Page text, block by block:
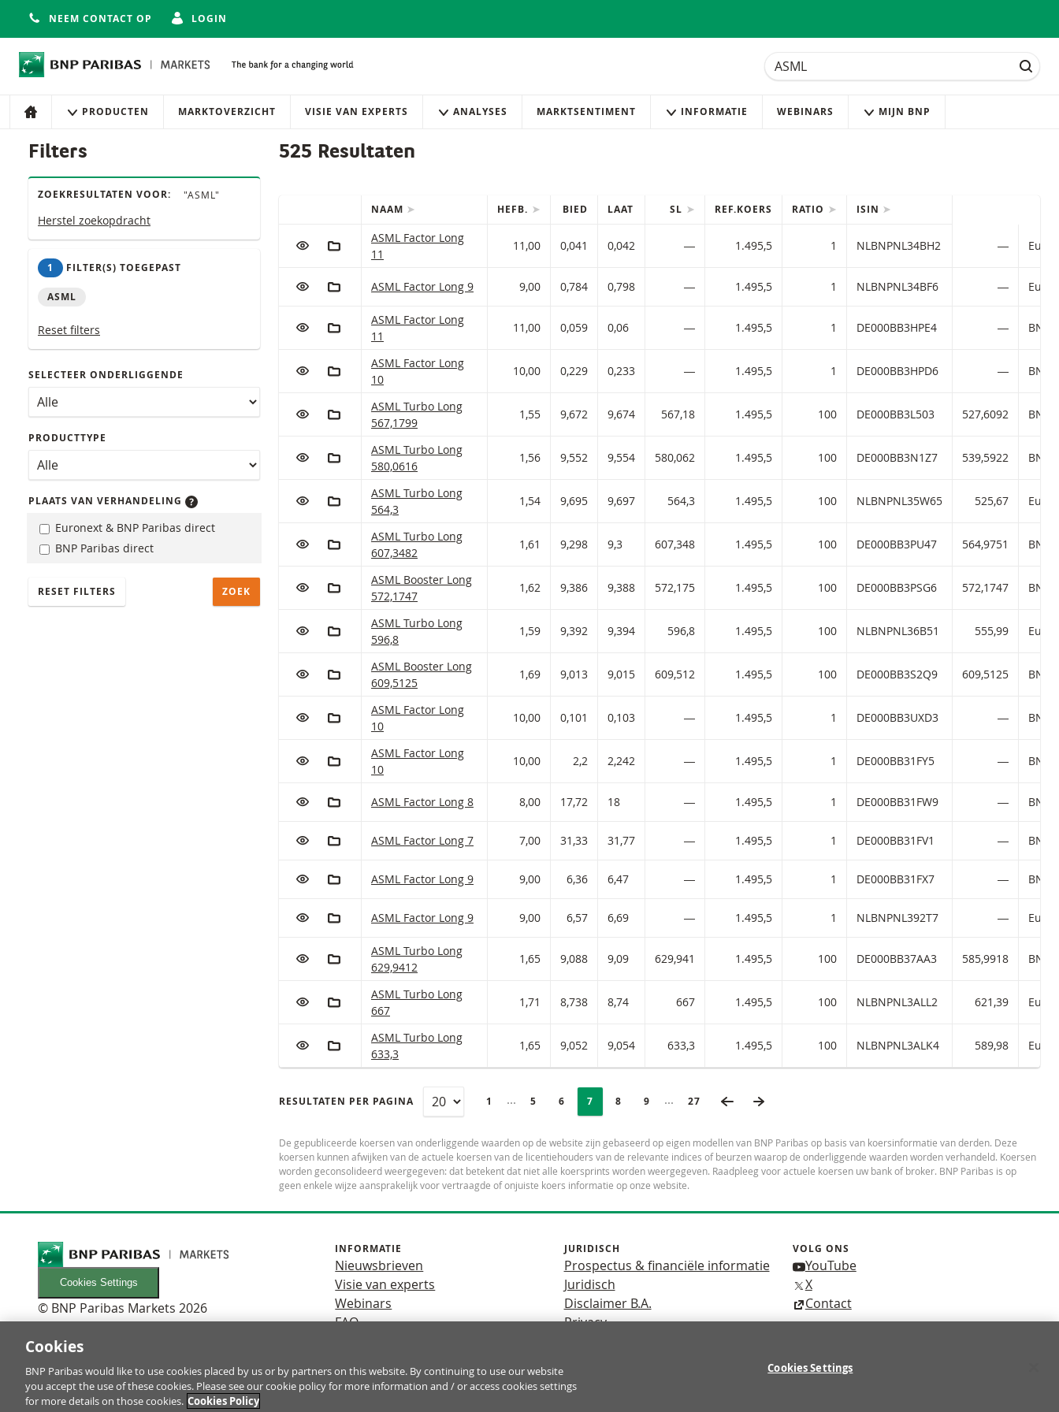
NEEM CONTACT OP LOGIN
Zoek
Zoek
ZOEK
Navigatie
Site navigatie
HOME PRODUCTEN MARKTOVERZICHT VISIE VAN EXPERTS ANALYSES MARKTSENTIMENT INFORMATIE WEBINARS MIJN BNP
Producten
Filters
ZOEKRESULTATEN VOOR: "ASML"
Herstel zoekopdracht
1 FILTER(S) TOEGEPAST
ASML
Reset filters
SELECTEER ONDERLIGGENDE
PRODUCTTYPE
PLAATS VAN VERHANDELING
Euronext & BNP Paribas direct
BNP Paribas direct
RESET FILTERS
525 Resultaten
Tabel met (gefilterde) producten.
NAAM HEFB. BIED LAAT SL REF.KOERS RATIO ISIN
VOEG TOE AAN WATCHLIST
AAN PORTFOLIO TOEVOEGEN
ASML Factor met ISIN code:
ASML Factor Long
11
11,00 0,041 0,042 ― 1.495,5 1 NLBNPNL34BH2 ―
VOEG TOE AAN WATCHLIST
AAN PORTFOLIO TOEVOEGEN
ASML Factor met ISIN code:
ASML Factor Long 9 9,00 0,784 0,798 ― 1.495,5 1 NLBNPNL34BF6 ―
VOEG TOE AAN WATCHLIST
AAN PORTFOLIO TOEVOEGEN
ASML Factor met ISIN code:
ASML Factor Long
11
11,00 0,059 0,06 ― 1.495,5 1 DE000BB3HPE4 ― BNP
VOEG TOE AAN WATCHLIST
AAN PORTFOLIO TOEVOEGEN
ASML Factor met ISIN code:
ASML Factor Long
10
10,00 0,229 0,233 ― 1.495,5 1 DE000BB3HPD6 ― BNP
VOEG TOE AAN WATCHLIST
AAN PORTFOLIO TOEVOEGEN
ASML Turbo met ISIN code:
ASML Turbo Long
567,1799
1,55 9,672 9,674 567,18 1.495,5 100 DE000BB3L503 527,6092 BNP
VOEG TOE AAN WATCHLIST
AAN PORTFOLIO TOEVOEGEN
ASML Turbo met ISIN code:
ASML Turbo Long
580,0616
1,56 9,552 9,554 580,062 1.495,5 100 DE000BB3N1Z7 539,5922 BNP
VOEG TOE AAN WATCHLIST
AAN PORTFOLIO TOEVOEGEN
ASML Turbo met ISIN code:
ASML Turbo Long
564,3
1,54 9,695 9,697 564,3 1.495,5 100 NLBNPNL35W65 525,67
VOEG TOE AAN WATCHLIST
AAN PORTFOLIO TOEVOEGEN
ASML Turbo met ISIN code:
ASML Turbo Long
607,3482
1,61 9,298 9,3 607,348 1.495,5 100 DE000BB3PU47 564,9751 BNP
VOEG TOE AAN WATCHLIST
AAN PORTFOLIO TOEVOEGEN
ASML Booster met ISIN code:
ASML Booster Long
572,1747
1,62 9,386 9,388 572,175 1.495,5 100 DE000BB3PSG6 572,1747 BNP
VOEG TOE AAN WATCHLIST
AAN PORTFOLIO TOEVOEGEN
ASML Turbo met ISIN code:
ASML Turbo Long
596,8
1,59 9,392 9,394 596,8 1.495,5 100 NLBNPNL36B51 555,99
VOEG TOE AAN WATCHLIST
AAN PORTFOLIO TOEVOEGEN
ASML Booster met ISIN code:
ASML Booster Long
609,5125
1,69 9,013 9,015 609,512 1.495,5 100 DE000BB3S2Q9 609,5125 BNP
VOEG TOE AAN WATCHLIST
AAN PORTFOLIO TOEVOEGEN
ASML Factor met ISIN code:
ASML Factor Long
10
10,00 0,101 0,103 ― 1.495,5 1 DE000BB3UXD3 ― BNP
VOEG TOE AAN WATCHLIST
AAN PORTFOLIO TOEVOEGEN
ASML Factor met ISIN code:
ASML Factor Long
10
10,00 2,2 2,242 ― 1.495,5 1 DE000BB31FY5 ― BNP
VOEG TOE AAN WATCHLIST
AAN PORTFOLIO TOEVOEGEN
ASML Factor met ISIN code:
ASML Factor Long 8 8,00 17,72 18 ― 1.495,5 1 DE000BB31FW9 ― BNP
VOEG TOE AAN WATCHLIST
AAN PORTFOLIO TOEVOEGEN
ASML Factor met ISIN code:
ASML Factor Long 7 7,00 31,33 31,77 ― 1.495,5 1 DE000BB31FV1 ― BNP
VOEG TOE AAN WATCHLIST
AAN PORTFOLIO TOEVOEGEN
ASML Factor met ISIN code:
ASML Factor Long 9 9,00 6,36 6,47 ― 1.495,5 1 DE000BB31FX7 ― BNP
VOEG TOE AAN WATCHLIST
AAN PORTFOLIO TOEVOEGEN
ASML Factor met ISIN code:
ASML Factor Long 9 9,00 6,57 6,69 ― 1.495,5 1 NLBNPNL392T7 ―
VOEG TOE AAN WATCHLIST
AAN PORTFOLIO TOEVOEGEN
ASML Turbo met ISIN code:
ASML Turbo Long
629,9412
1,65 9,088 9,09 629,941 1.495,5 100 DE000BB37AA3 585,9918 BNP
VOEG TOE AAN WATCHLIST
AAN PORTFOLIO TOEVOEGEN
ASML Turbo met ISIN code:
ASML Turbo Long
667
1,71 8,738 8,74 667 1.495,5 100 NLBNPNL3ALL2 621,39
VOEG TOE AAN WATCHLIST
AAN PORTFOLIO TOEVOEGEN
ASML Turbo met ISIN code:
ASML Turbo Long
633,3
1,65 9,052 9,054 633,3 1.495,5 100 NLBNPNL3ALK4 589,98
RESULTATEN PER PAGINA PAGE
1 Ingeklapte pagina’s
PAGINA
5 PAGINA
6 Selected:
PAGINA
7 PAGINA
8 PAGINA
9 Ingeklapte pagina’s
LAATSTE PAGINA
27 VORIGE PAGINA
De gepubliceerde koersen van onderliggende waarden op de website zijn gebaseerd op eigen modellen van BNP Paribas op basis van koersinformatie van derden. Deze
koersen kunnen afwijken van de actuele koersen van de licentiehouders van de relevante indices of beurzen waarop de onderliggende waarden worden verhandeld. Koersen
worden geconsolideerd weergegeven: dat betekent dat niet alle koersprints worden weergegeven. Raadpleeg voor actuele koersen uw bank of broker. BNP Paribas is op
geen enkele wijze aansprakelijk voor vertraagde of onjuiste koers informatie op onze website.
Cookies Settings
© BNP Paribas Markets 2026
INFORMATIE
Nieuwsbrieven
Visie van experts
Webinars
FAQ
JURIDISCH
Prospectus & financiële informatie
Juridisch
Disclaimer B.A.
Privacy
VOLG ONS
YouTube
X
Contact
Turbo’s zijn complexe instrumenten en brengen vanwege het hefboomeffect een hoog risico mee van snel oplopende verliezen. 7 op de 10 retailbeleggers verliest geld met de handel
in Turbo’s. Het is belangrijk dat u goed begrijpt hoe Turbo’s werken en dat u nagaat of u zich het hoge risico op verlies kunt permitteren.
Cookies
BNP Paribas would like to use cookies placed by us or by partners on this website. By continuing to use our website
you accept the use of these cookies. Please see our cookie policy for more information and / or access cookies settings
for more details on those cookies. Cookies Policy
Cookies Settings